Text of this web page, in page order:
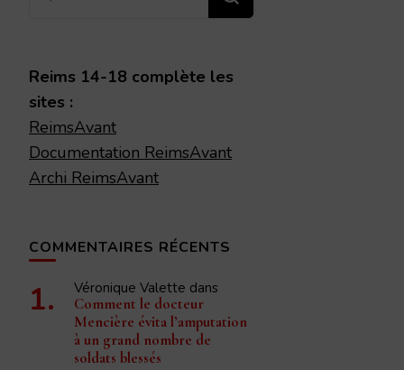
Reims 14-18 complète les
sites :
ReimsAvant
Documentation ReimsAvant
Archi ReimsAvant
COMMENTAIRES RÉCENTS
Véronique Valette dans
Comment le docteur
Mencière évita l’amputation
à un grand nombre de
soldats blessés